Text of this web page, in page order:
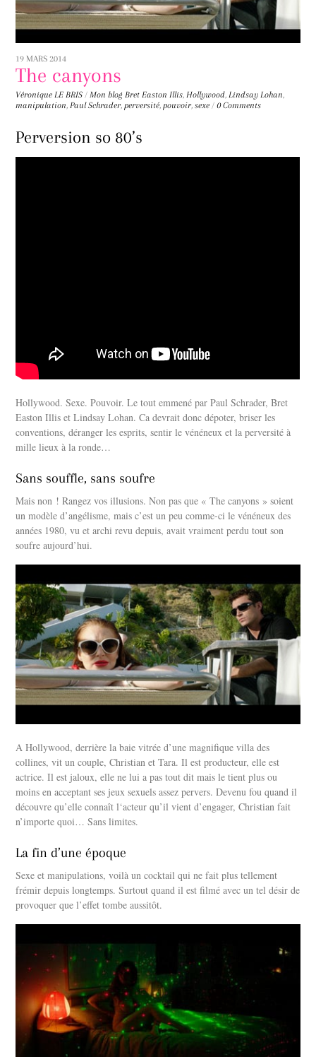
19 MARS 2014
The canyons
Véronique LE BRIS / Mon blog Bret Easton Illis,Hollywood,Lindsay Lohan,
manipulation,Paul Schrader,perversité,pouvoir,sexe / 0 Comments
Perversion so 80’s
Hollywood. Sexe. Pouvoir. Le tout emmené par Paul Schrader, Bret
Easton Illis et Lindsay Lohan. Ca devrait donc dépoter, briser les
conventions, déranger les esprits, sentir le vénéneux et la perversité à
mille lieux à la ronde…
Sans souffle, sans soufre
Mais non ! Rangez vos illusions. Non pas que « The canyons » soient
un modèle d’angélisme, mais c’est un peu comme-ci le vénéneux des
années 1980, vu et archi revu depuis, avait vraiment perdu tout son
soufre aujourd’hui.
A Hollywood, derrière la baie vitrée d’une magnifique villa des
collines, vit un couple, Christian et Tara. Il est producteur, elle est
actrice. Il est jaloux, elle ne lui a pas tout dit mais le tient plus ou
moins en acceptant ses jeux sexuels assez pervers. Devenu fou quand il
découvre qu’elle connaît l‘acteur qu’il vient d’engager, Christian fait
n’importe quoi… Sans limites.
La fin d’une époque
Sexe et manipulations, voilà un cocktail qui ne fait plus tellement
frémir depuis longtemps. Surtout quand il est filmé avec un tel désir de
provoquer que l’effet tombe aussitôt.